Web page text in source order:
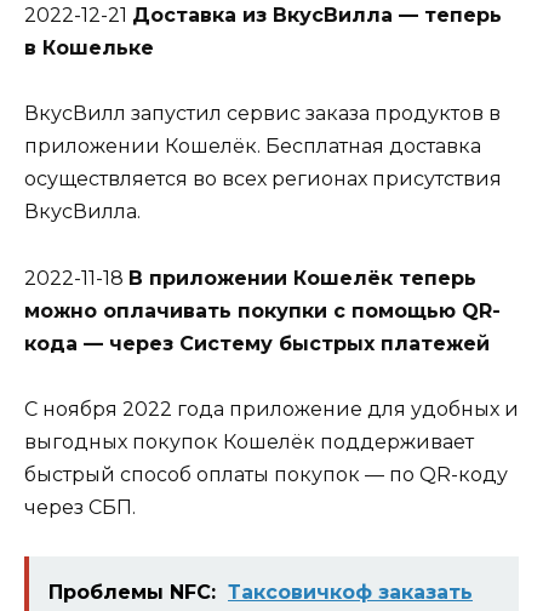
2022-12-21 Доставка из ВкусВилла — теперь
в Кошельке
ВкусВилл запустил сервис заказа продуктов в
приложении Кошелёк. Бесплатная доставка
осуществляется во всех регионах присутствия
ВкусВилла.
2022-11-18 В приложении Кошелёк теперь
можно оплачивать покупки с помощью QR-
кода — через Систему быстрых платежей
С ноября 2022 года приложение для удобных и
выгодных покупок Кошелёк поддерживает
быстрый способ оплаты покупок — по QR-коду
через СБП.
Проблемы NFC: Таксовичкоф заказать